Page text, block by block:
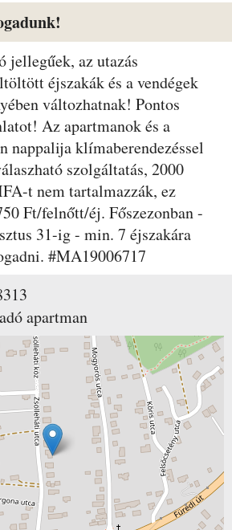
jellegűek, az utazás
éjszakák és a vendégek
változhatnak! Pontos
Az apartmanok és a
nappalija klímaberendezéssel
szolgáltatás, 2000
t nem tartalmazzák, ez
Ft/felnőtt/éj. Főszezonban -
31-ig - min. 7 éjszakára
#MA19006717
apartman